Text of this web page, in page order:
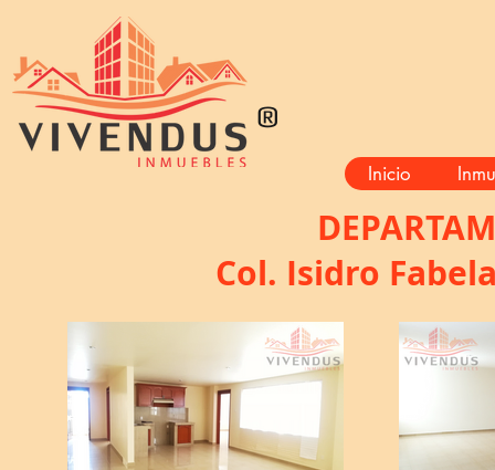
®
Inicio
Col. Isidro